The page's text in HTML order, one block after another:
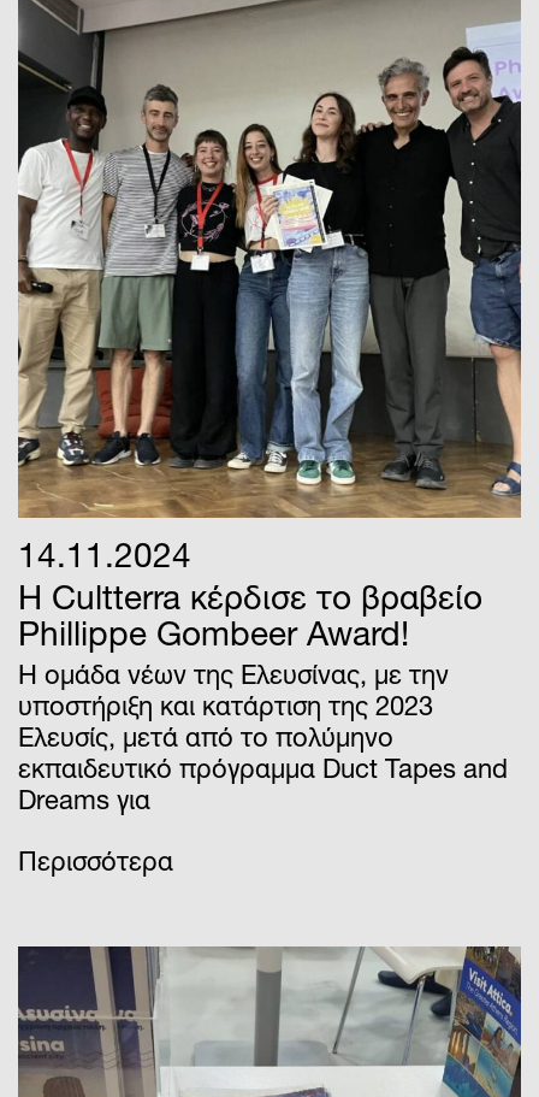
14.11.2024
Η Cultterra κέρδισε το βραβείο
Phillippe Gombeer Award!
Η ομάδα νέων της Ελευσίνας, με την
υποστήριξη και κατάρτιση της 2023
Ελευσίς, μετά από το πολύμηνο
εκπαιδευτικό πρόγραμμα Duct Tapes and
Dreams για
Περισσότερα